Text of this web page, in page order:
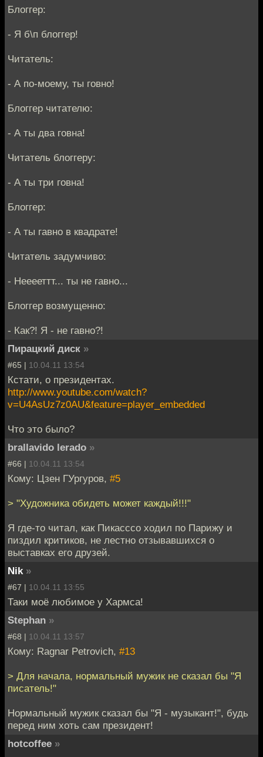
Блоггер:
- Я б\п блоггер!
Читатель:
- А по-моему, ты говно!
Блоггер читателю:
- А ты два говна!
Читатель блоггеру:
- А ты три говна!
Блоггер:
- А ты гавно в квадрате!
Читатель задумчиво:
- Нееееттт... ты не гавно...
Блоггер возмущенно:
- Как?! Я - не гавно?!
Пирацкий диск »
#65 | 10.04.11 13:54
Кстати, о президентах.
http://www.youtube.com/watch?
v=U4AsUz7z0AU&feature=player_embedded
Что это было?
brallavido lerado »
#66 | 10.04.11 13:54
Кому: Цзен ГУргуров, #5
> "Художника обидеть может каждый!!!"
Я где-то читал, как Пикасссо ходил по Парижу и
пиздил критиков, не лестно отзывавшихся о
выставках его друзей.
Nik »
#67 | 10.04.11 13:55
Таки моё любимое у Хармса!
Stephan »
#68 | 10.04.11 13:57
Кому: Ragnar Petrovich, #13
> Для начала, нормальный мужик не сказал бы "Я
писатель!"
Нормальный мужик сказал бы "Я - музыкант!", будь
перед ним хоть сам президент!
hotcoffee »